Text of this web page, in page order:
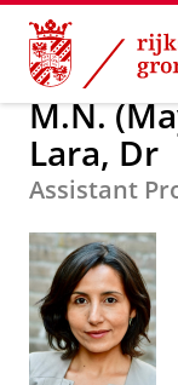
Skip
Content
Skip
Navigation
Over ons
M.N.
Lara, Dr
Assistant